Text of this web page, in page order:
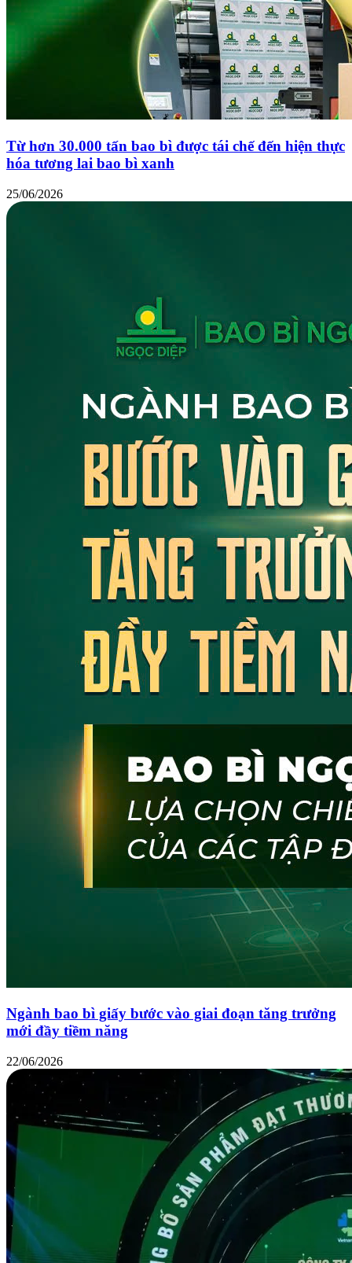
Từ hơn 30.000 tấn bao bì được tái chế đến hiện thực
hóa tương lai bao bì xanh
25/06/2026
Ngành bao bì giấy bước vào giai đoạn tăng trưởng
mới đầy tiềm năng
22/06/2026